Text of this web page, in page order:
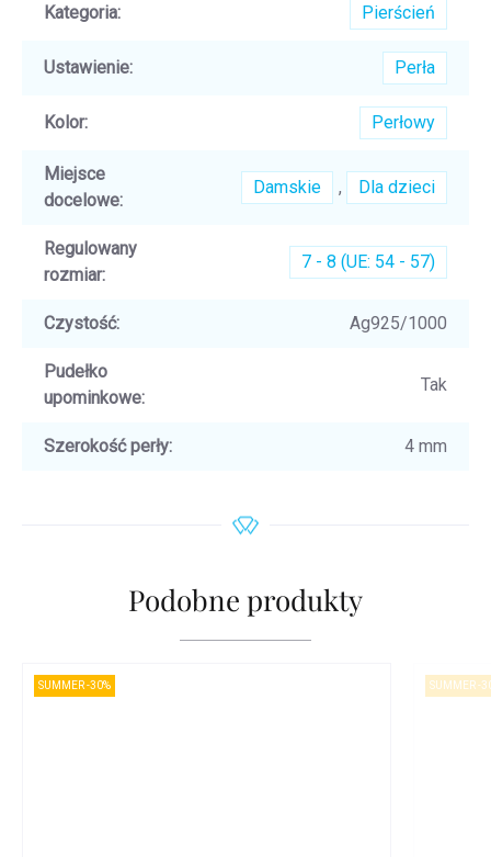
Kategoria: Pierścień
Ustawienie: Perła
Kolor: Perłowy
Miejsce
docelowe:
Damskie , Dla dzieci
Regulowany
rozmiar:
7 - 8 (UE: 54 - 57)
Czystość: Ag925/1000
Pudełko
upominkowe:
Tak
Szerokość perły: 4 mm
Podobne produkty
SUMMER -30% SUMMER -